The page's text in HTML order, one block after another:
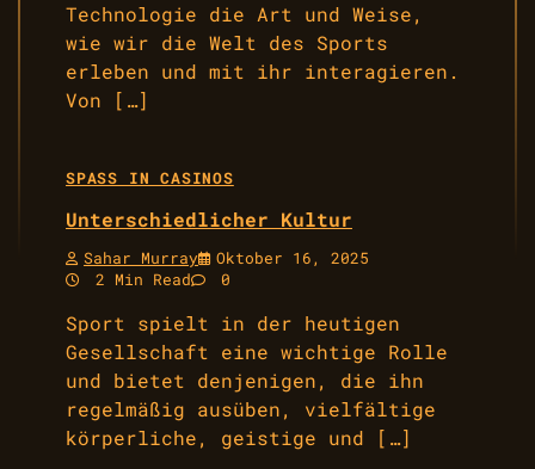
Technologie die Art und Weise,
wie wir die Welt des Sports
erleben und mit ihr interagieren.
Von […]
SPASS IN CASINOS
Unterschiedlicher Kultur
Sahar Murray
Oktober 16, 2025
2 Min Read
0
Sport spielt in der heutigen
Gesellschaft eine wichtige Rolle
und bietet denjenigen, die ihn
regelmäßig ausüben, vielfältige
körperliche, geistige und […]